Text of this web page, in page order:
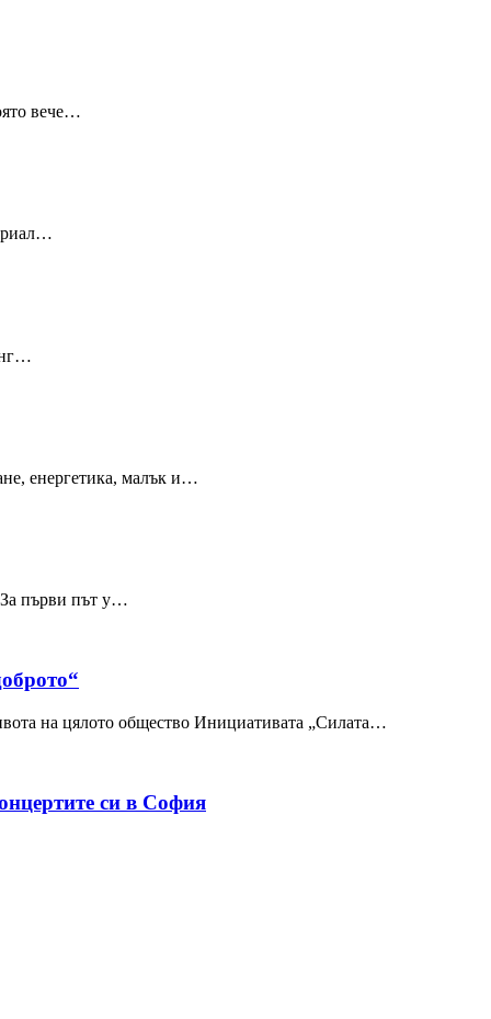
вече…
енергетика, малък и…
За първи път у…
на цялото общество Инициативата „Силата…
си в София